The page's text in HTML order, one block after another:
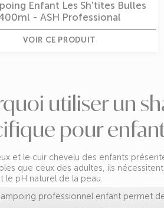
Enfant Les Sh'tites Bulles
- ASH Professional
VOIR CE PRODUIT
utiliser un
pour
et le cuir chevelu des enfants
que ceux des adultes, ils
le pH naturel de la peau.
professionnel enfant permet